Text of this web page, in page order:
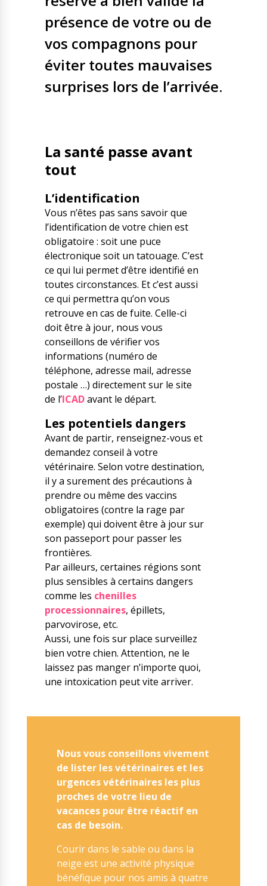
présence de votre ou de
vos compagnons pour
éviter toutes mauvaises
surprises lors de l’arrivée.
La santé passe avant
tout
L’identification
Vous n’êtes pas sans savoir que
l’identification de votre chien est
obligatoire : soit une puce
électronique soit un tatouage. C’est
ce qui lui permet d’être identifié en
toutes circonstances. Et c’est aussi
ce qui permettra qu’on vous
retrouve en cas de fuite. Celle-ci
doit être à jour, nous vous
conseillons de vérifier vos
informations (numéro de
téléphone, adresse mail, adresse
postale …) directement sur le site
de l’ICADavant le départ.
Les potentiels dangers
Avant de partir, renseignez-vous et
demandez conseil à votre
vétérinaire. Selon votre destination,
il y a surement des précautions à
prendre ou même des vaccins
obligatoires (contre la rage par
exemple) qui doivent être à jour sur
son passeport pour passer les
frontières.
Par ailleurs, certaines régions sont
plus sensibles à certains dangers
comme les chenilles
processionnaires, épillets,
parvovirose, etc.
Aussi, une fois sur place surveillez
bien votre chien. Attention, ne le
laissez pas manger n’importe quoi,
une intoxication peut vite arriver.
Nous vous conseillons vivement
de lister les vétérinaires et les
urgences vétérinaires les plus
proches de votre lieu de
vacances pour être réactif en
cas de besoin.
Courir dans le sable ou dans la
neige est une activité physique
bénéfique pour nos amis à quatre